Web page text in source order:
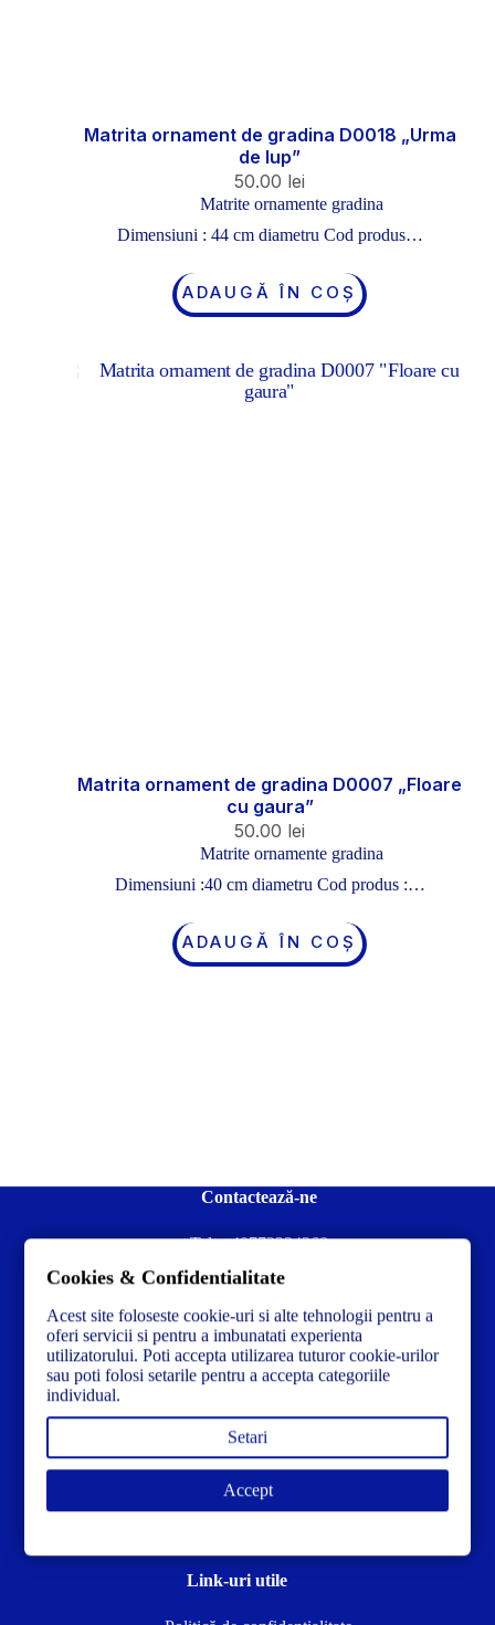
Matrita ornament de gradina D0018 „Urma
de lup”
50.00 lei
Matrite ornamente gradina
Dimensiuni : 44 cm diametru Cod produs…
ADAUGĂ ÎN COȘ
Matrita ornament de gradina D0007 „Floare
cu gaura”
50.00 lei
Matrite ornamente gradina
Dimensiuni :40 cm diametru Cod produs :…
ADAUGĂ ÎN COȘ
Contactează-ne
Tel:+40772234268
Ai nevoie de ajutor sau ai întrebări?
Contacteză-ne la:✉️contact@concrete-forma.com
Str. Dacia Nr 12 Ineu, Arad 315300 Romania
Link-uri utile
Cookies & Confidentialitate
Acest site foloseste cookie-uri si alte tehnologii pentru a
oferi servicii si pentru a imbunatati experienta
utilizatorului. Poti accepta utilizarea tuturor cookie-urilor
sau poti folosi setarile pentru a accepta categoriile
individual.
Setari
Accept